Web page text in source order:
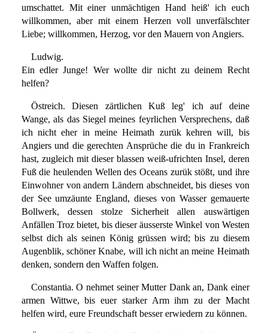
umschattet. Mit einer unmächtigen Hand heiß' ich euch
willkommen, aber mit einem Herzen voll unverfälschter
Liebe; willkommen, Herzog, vor den Mauern von Angiers.
Ludwig.
Ein edler Junge! Wer wollte dir nicht zu deinem Recht
helfen?
Östreich. Diesen zärtlichen Kuß leg' ich auf deine
Wange, als das Siegel meines feyrlichen Versprechens, daß
ich nicht eher in meine Heimath zurük kehren will, bis
Angiers und die gerechten Ansprüche die du in Frankreich
hast, zugleich mit dieser blassen weiß-ufrichten Insel, deren
Fuß die heulenden Wellen des Oceans zurük stößt, und ihre
Einwohner von andern Ländern abschneidet, bis dieses von
der See umzäunte England, dieses von Wasser gemauerte
Bollwerk, dessen stolze Sicherheit allen auswärtigen
Anfällen Troz bietet, bis dieser äusserste Winkel von Westen
selbst dich als seinen König grüssen wird; bis zu diesem
Augenblik, schöner Knabe, will ich nicht an meine Heimath
denken, sondern den Waffen folgen.
Constantia. O nehmet seiner Mutter Dank an, Dank einer
armen Wittwe, bis euer starker Arm ihm zu der Macht
helfen wird, eure Freundschaft besser erwiedern zu können.